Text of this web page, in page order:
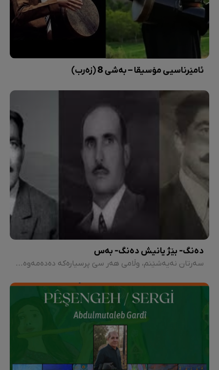
ئامێرناسیی مۆسیقا – بەشی 8 (زەرب)
دەنگ- بێژ یانیش دەنگ- بەس
سەرتان نەیەشێنم، وڵامی هەر سێ پرسیارەکە دەدەمەوە. ئەمڕۆ شاکرۆ لە هەموو دەنگبێژەکانمان زیندووترە، یان ئەوان لە "شاکرۆ" مردووترن.